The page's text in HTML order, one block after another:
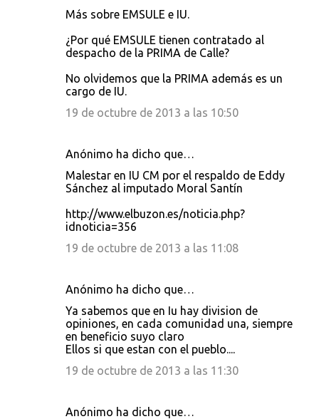
Más sobre EMSULE e IU.
¿Por qué EMSULE tienen contratado al
despacho de la PRIMA de Calle?
No olvidemos que la PRIMA además es un
cargo de IU.
19 de octubre de 2013 a las 10:50
Anónimo ha dicho que…
Malestar en IU CM por el respaldo de Eddy
Sánchez al imputado Moral Santín
http://www.elbuzon.es/noticia.php?
idnoticia=356
19 de octubre de 2013 a las 11:08
Anónimo ha dicho que…
Ya sabemos que en Iu hay division de
opiniones, en cada comunidad una, siempre
en beneficio suyo claro
Ellos si que estan con el pueblo....
19 de octubre de 2013 a las 11:30
Anónimo ha dicho que…